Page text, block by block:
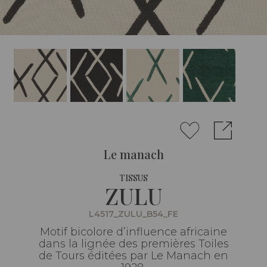
Le manach
TISSUS
ZULU
L4517_ZULU_B54_FE
Motif bicolore d’influence africaine
dans la lignée des premières Toiles
de Tours éditées par Le Manach en